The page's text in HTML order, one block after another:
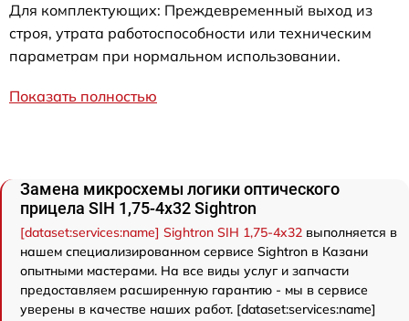
Для комплектующих: Преждевременный выход из
строя, утрата работоспособности или техническим
параметрам при нормальном использовании.
Показать полностью
Замена микросхемы логики оптического
прицела SIH 1,75-4x32 Sightron
[dataset:services:name] Sightron SIH 1,75-4x32 выполняется в
нашем специализированном сервисе Sightron в Казани
опытными мастерами. На все виды услуг и запчасти
предоставляем расширенную гарантию - мы в сервисе
уверены в качестве наших работ. [dataset:services:name]